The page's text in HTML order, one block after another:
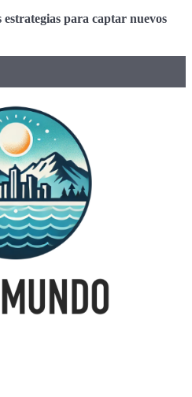
estrategias para captar nuevos